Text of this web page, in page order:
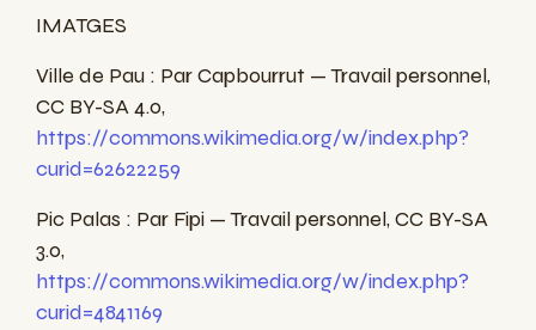
IMATGES
Ville de Pau : Par Capbourrut — Travail personnel,
CC BY-SA 4.0,
https://commons.wikimedia.org/w/index.php?
curid=62622259
Pic Palas : Par Fipi — Travail personnel, CC BY-SA
3.0,
https://commons.wikimedia.org/w/index.php?
curid=4841169